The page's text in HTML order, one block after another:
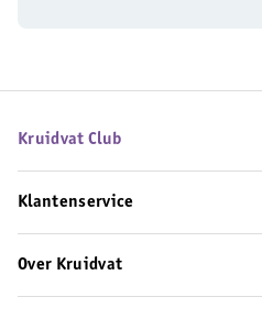
Kruidvat Club
Klantenservice
Over Kruidvat